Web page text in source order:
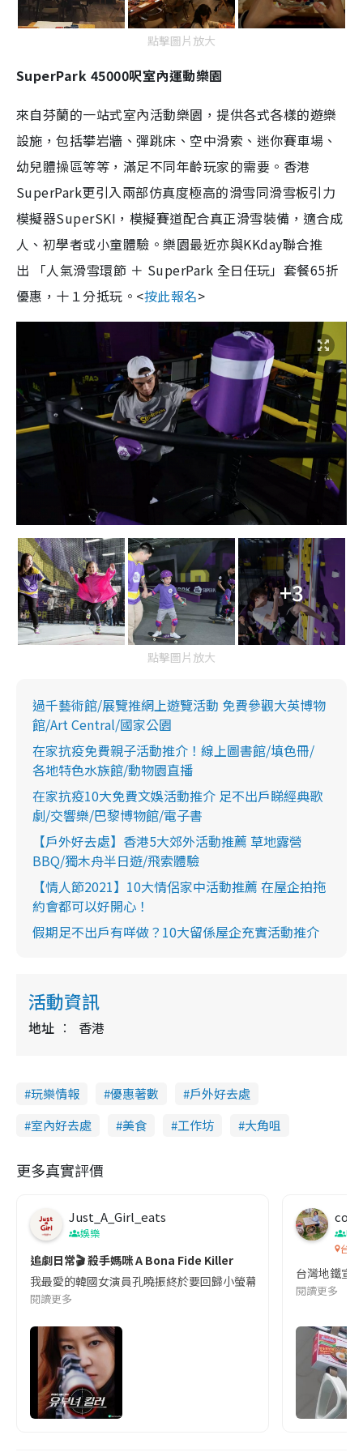
點擊圖片放大
SuperPark 45000呎室內運動樂園
來自芬蘭的一站式室內活動樂園，提供各式各樣的遊樂
設施，包括攀岩牆、彈跳床、空中滑索、迷你賽車場、
幼兒體操區等等，滿足不同年齡玩家的需要。香港
SuperPark更引入兩部仿真度極高的滑雪同滑雪板引力
模擬器SuperSKI，模擬賽道配合真正滑雪裝備，適合成
人、初學者或小童體驗。樂園最近亦與KKday聯合推
出 「人氣滑雪環節 ＋ SuperPark 全日任玩」套餐65折
優惠，十１分抵玩。<按此報名>
+3
點擊圖片放大
過千藝術館/展覽推網上遊覽活動 免費參觀大英博物
館/Art Central/國家公園
在家抗疫免費親子活動推介！線上圖書館/填色冊/
各地特色水族館/動物園直播
在家抗疫10大免費文娛活動推介 足不出戶睇經典歌
劇/交響樂/巴黎博物館/電子書
【戶外好去處】香港5大郊外活動推薦 草地露營
BBQ/獨木舟半日遊/飛索體驗
【情人節2021】10大情侶家中活動推薦 在屋企拍拖
約會都可以好開心！
假期足不出戶有咩做？10大留係屋企充實活動推介
活動資訊
地址 香港
玩樂情報 優惠著數
戶外好去處
室內好去處
美食 工作坊 大角咀
更多真實評價
Just_A_Girl_eats
娛樂
追劇日常🎬 殺手媽咪 A Bona Fide Killer
我最愛的韓國女演員孔曉振終於要回歸小螢幕啦!這次的劇本改編
閱讀更多
co
吹
台灣
台灣地鐵宣
閱讀更多